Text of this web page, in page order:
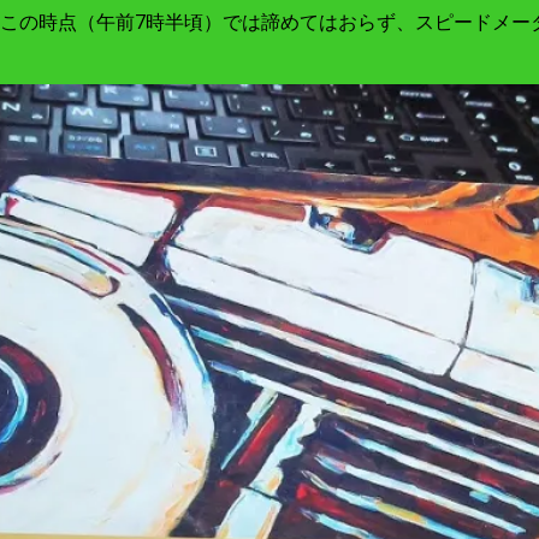
の時点（午前7時半頃）では諦めてはおらず、スピードメ